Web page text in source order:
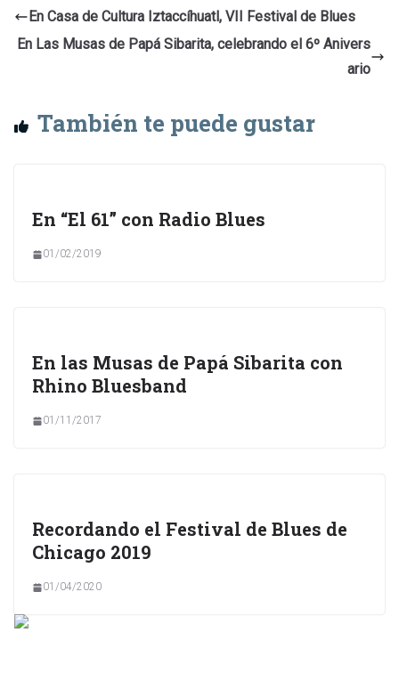
En Casa de Cultura Iztaccíhuatl, VII Festival de Blues
En Las Musas de Papá Sibarita, celebrando el 6º Anivers
ario
También te puede gustar
En “El 61” con Radio Blues
01/02/2019
En las Musas de Papá Sibarita con
Rhino Bluesband
01/11/2017
Recordando el Festival de Blues de
Chicago 2019
01/04/2020